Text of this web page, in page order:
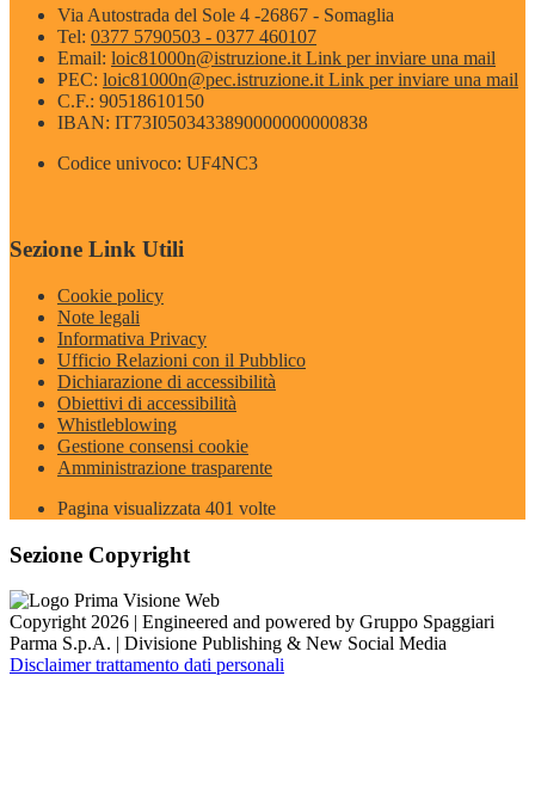
Via Autostrada del Sole 4 -26867 - Somaglia
Tel: 0377 5790503 - 0377 460107
Email: loic81000n@istruzione.it Link per inviare una mail
PEC: loic81000n@pec.istruzione.it Link per inviare una mail
C.F.: 90518610150
IBAN: IT73I0503433890000000000838
Codice univoco: UF4NC3
Sezione Link Utili
Cookie policy
Note legali
Informativa Privacy
Ufficio Relazioni con il Pubblico
Dichiarazione di accessibilità
Obiettivi di accessibilità
Whistleblowing
Gestione consensi cookie
Amministrazione trasparente
Pagina visualizzata 401 volte
Sezione Copyright
Copyright 2026 | Engineered and powered by Gruppo Spaggiari
Parma S.p.A. | Divisione Publishing & New Social Media
Disclaimer trattamento dati personali